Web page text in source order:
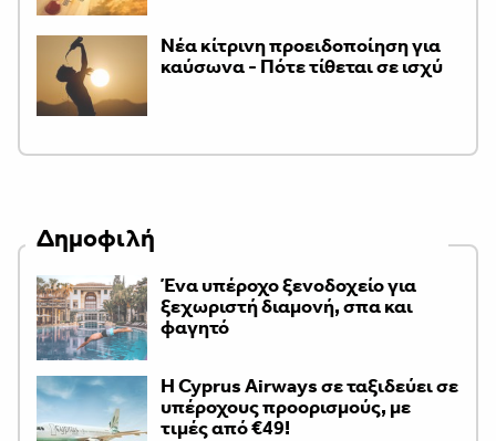
Νέα κίτρινη προειδοποίηση για
καύσωνα - Πότε τίθεται σε ισχύ
Δημοφιλή
Ένα υπέροχο ξενοδοχείο για
ξεχωριστή διαμονή, σπα και
φαγητό
H Cyprus Airways σε ταξιδεύει σε
υπέροχους προορισμούς, με
τιμές από €49!